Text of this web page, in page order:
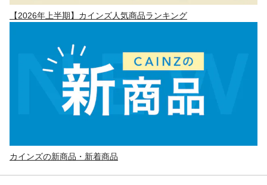
【2026年上半期】カインズ人気商品ランキング
カインズの新商品・新着商品